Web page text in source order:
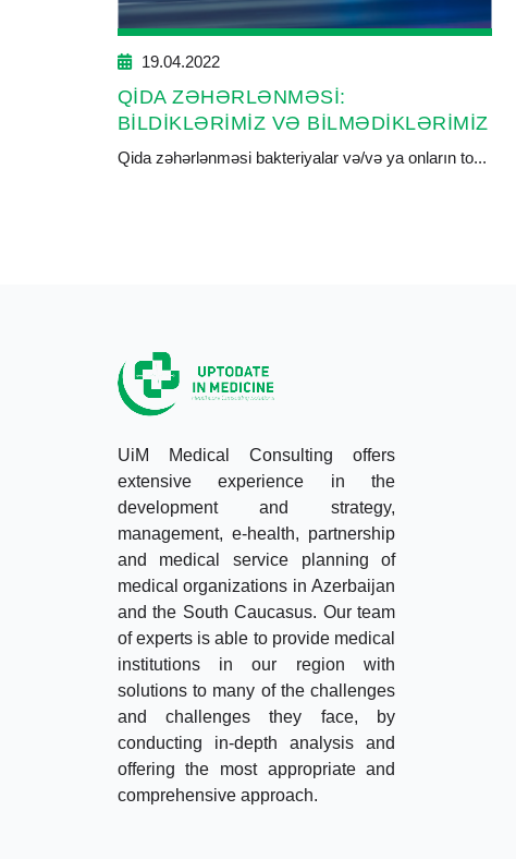
19.04.2022
QİDA ZƏHƏRLƏNMƏSİ:
BİLDİKLƏRİMİZ VƏ BİLMƏDİKLƏRİMİZ
Qida zəhərlənməsi bakteriyalar və/və ya onların to...
UiM Medical Consulting offers
extensive experience in the
development and strategy,
management, e-health, partnership
and medical service planning of
medical organizations in Azerbaijan
and the South Caucasus. Our team
of experts is able to provide medical
institutions in our region with
solutions to many of the challenges
and challenges they face, by
conducting in-depth analysis and
offering the most appropriate and
comprehensive approach.